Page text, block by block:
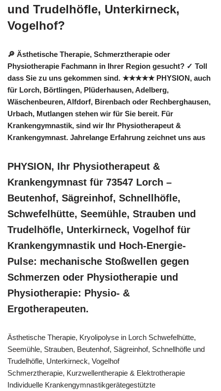
und Trudelhöfle, Unterkirneck,
Vogelhof?
🔎 Ästhetische Therapie, Schmerztherapie oder
Physiotherapie Fachmann in Ihrer Region gesucht? ✓ Toll
dass Sie zu uns gekommen sind. ★★★★★ PHYSION, auch
für Lorch, Börtlingen, Plüderhausen, Adelberg,
Wäschenbeuren, Alfdorf, Birenbach oder Rechberghausen,
Urbach, Mutlangen stehen wir für Sie bereit. Für
Krankengymnastik, sind wir Ihr Physiotherapeut &
Krankengymnast. Jahrelange Erfahrung zeichnet uns aus
PHYSION, Ihr Physiotherapeut &
Krankengymnast für 73547 Lorch –
Beutenhof, Sägreinhof, Schnellhöfle,
Schwefelhütte, Seemühle, Strauben und
Trudelhöfle, Unterkirneck, Vogelhof für
Krankengymnastik und Hoch-Energie-
Pulse: mechanische Stoßwellen gegen
Schmerzen oder Physiotherapie und
Physiotherapie: Physio- &
Ergotherapeuten.
Ästhetische Therapie, Kryolipolyse in Lorch Schwefelhütte,
Seemühle, Strauben, Beutenhof, Sägreinhof, Schnellhöfle und
Trudelhöfle, Unterkirneck, Vogelhof
Schmerztherapie, Kurzwellentherapie & Elektrotherapie
Individuelle Krankengymnastikgerätegestützte